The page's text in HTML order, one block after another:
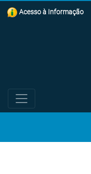
Acesso à Informação